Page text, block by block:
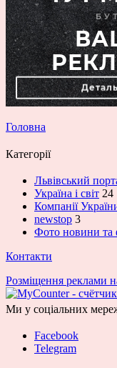
Головна
Категорії
Львівський
Україна і світ 24
Компанії
newstop 3
Фото новини та
Контакти
Розміщення реклами
Ми у соціальних
Facebook
Telegram